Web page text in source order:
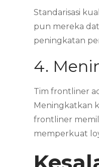
Standarisasi
pun mereka
peningkatan
4.
Tim frontliner
Meningkatkan
frontliner
memperkuat